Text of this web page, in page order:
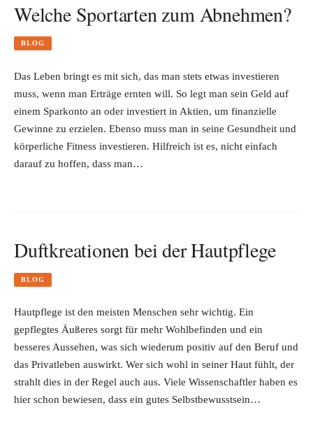
Welche Sportarten zum Abnehmen?
BLOG
Das Leben bringt es mit sich, das man stets etwas investieren
muss, wenn man Erträge ernten will. So legt man sein Geld auf
einem Sparkonto an oder investiert in Aktien, um finanzielle
Gewinne zu erzielen. Ebenso muss man in seine Gesundheit und
körperliche Fitness investieren. Hilfreich ist es, nicht einfach
darauf zu hoffen, dass man…
Duftkreationen bei der Hautpflege
BLOG
Hautpflege ist den meisten Menschen sehr wichtig. Ein
gepflegtes Äußeres sorgt für mehr Wohlbefinden und ein
besseres Aussehen, was sich wiederum positiv auf den Beruf und
das Privatleben auswirkt. Wer sich wohl in seiner Haut fühlt, der
strahlt dies in der Regel auch aus. Viele Wissenschaftler haben es
hier schon bewiesen, dass ein gutes Selbstbewusstsein…